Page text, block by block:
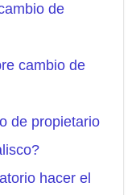
de
cambio de
de propietario
hacer el